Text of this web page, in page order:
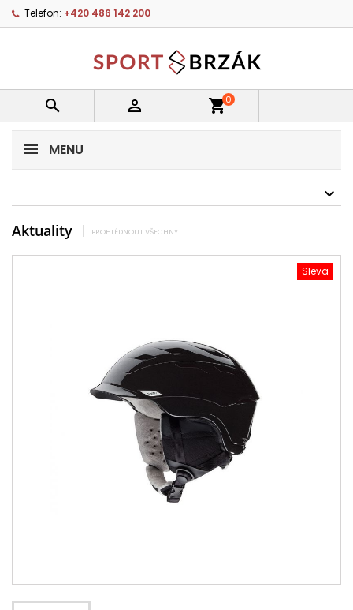
Telefon: +420 486 142 200
  shopping_cart0
MENU
Aktuality PROHLÉDNOUT VŠECHNY
Sleva